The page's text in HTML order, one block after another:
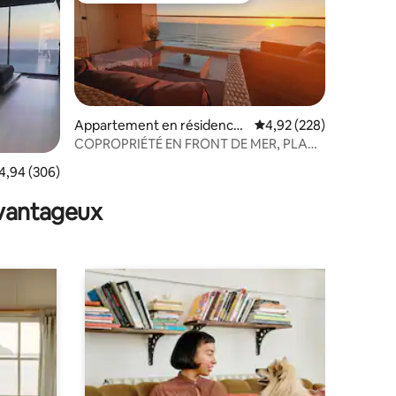
: 4,98 sur 5
moyenne sur la base de 306 commentaires : 4,94 sur 5
(306)
Appartement en résidence
⋅ Rosarito
Évaluation moyenne
4,92 (228)
COPROPRIÉTÉ EN FRONT DE MER, PLAGE